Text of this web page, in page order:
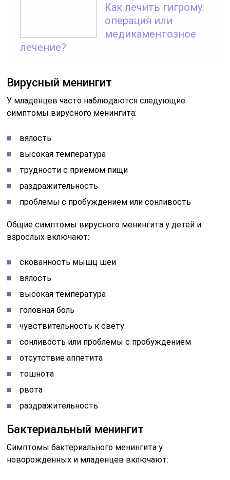
Как лечить гигрому:
операция или
медикаментозное
лечение?
Вирусный менингит
У младенцев часто наблюдаются следующие
симптомы вирусного менингита:
вялость
высокая температура
трудности с приемом пищи
раздражительность
проблемы с пробуждением или сонливость
Общие симптомы вирусного менингита у детей и
взрослых включают:
скованность мышц шеи
вялость
высокая температура
головная боль
чувствительность к свету
сонливость или проблемы с пробуждением
отсутствие аппетита
тошнота
рвота
раздражительность
Бактериальный менингит
Симптомы бактериального менингита у
новорожденных и младенцев включают: